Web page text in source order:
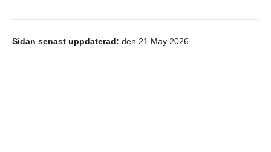
Sidan senast uppdaterad: den 21 May 2026